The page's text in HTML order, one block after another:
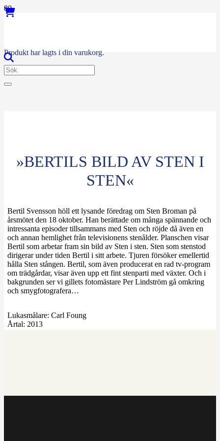
Produkt har lagts i din varukorg.
»BERTILS BILD AV STEN I
STEN«
Bertil Svensson höll ett lysande föredrag om Sten Broman på
årsmötet den 18 oktober. Han berättade om många spännande och
intressanta episoder tillsammans med Sten och röjde då även en
och annan hemlighet från televisionens stenålder. Planschen visar
Bertil som arbetar fram sin bild av Sten i sten. Sten som stenstod
dirigerar under tiden Bertil i sitt arbete. Tjuren försöker emellertid
hålla Sten stången. Bertil, som även producerat en rad tv-program
om trädgårdar, visar även upp ett fint stenparti med växter. Och i
bakgrunden ser vi gillets fotomästare Per Lindström gå omkring
och smygfotografera…
Lukasmålare: Carl Foung
Årtal: 2013